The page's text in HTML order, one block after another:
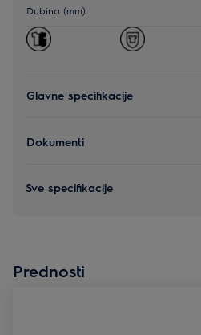
Dubina (mm)
Glavne specifikacije
Dokumenti
Sve specifikacije
Prednosti